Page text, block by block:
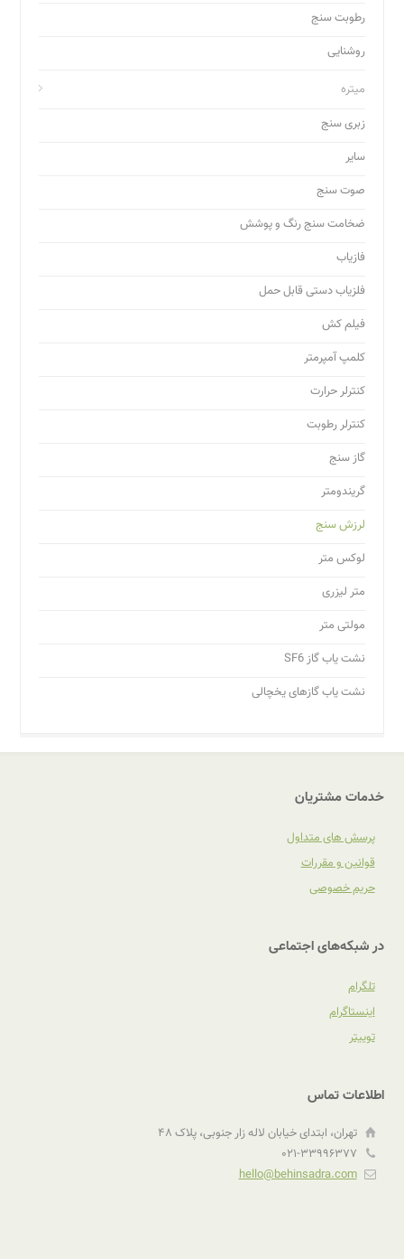
رطوبت سنج
روشنایی
میتره
زبری سنج
سایر
صوت سنج
ضخامت سنج رنگ و پوشش
فازیاب
فلزیاب دستی قابل حمل
فیلم کش
کلمپ آمپرمتر
کنترلر حرارت
کنترلر رطوبت
گاز سنج
گریندومتر
لرزش سنج
لوکس متر
متر لیزری
مولتی متر
نشت یاب گاز SF6
نشت یاب گازهای یخچالی
خدمات مشتریان
پرسش های متداول
قوانین و مقررات
حریم خصوصی
در شبکه‌های اجتماعی
تلگرام
اینستاگرام
توییتر
اطلاعات تماس
تهران، ابتدای خیابان لاله زار جنوبی، پلاک ۴٨
۰۲۱-۳۳۹۹۶۳۷۷
hello@behinsadra.com